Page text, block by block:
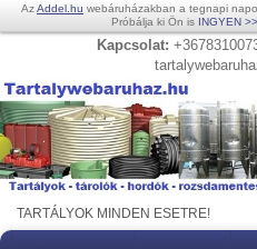
AzAddel.hu webáruházakban a tegnapi
Próbálja ki Ön is INGYEN >>
Kapcsolat:
TARTÁLYOK MINDEN ESETRE!